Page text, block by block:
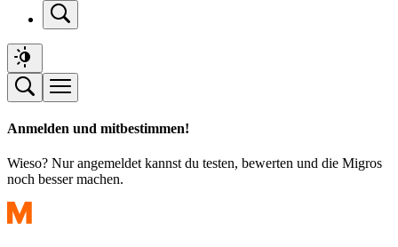
Anmelden und mitbestimmen!
Wieso? Nur angemeldet kannst du testen, bewerten und die Migros
noch besser machen.